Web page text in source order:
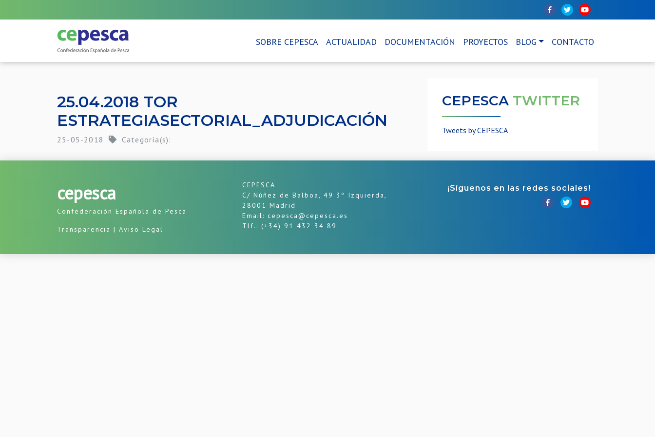
SOBRE CEPESCA ACTUALIDAD DOCUMENTACIÓN PROYECTOS BLOG CONTACTO
25.04.2018 TOR
ESTRATEGIASECTORIAL_ADJUDICACIÓN
25-05-2018 Categoría(s):
CEPESCA TWITTER
Tweets by CEPESCA
cepesca
Confederación Española de Pesca
Transparencia | Aviso Legal
CEPESCA
C/ Núñez de Balboa, 49 3º Izquierda,
28001 Madrid
Email: cepesca@cepesca.es
Tlf.: (+34) 91 432 34 89
¡Síguenos en las redes sociales!